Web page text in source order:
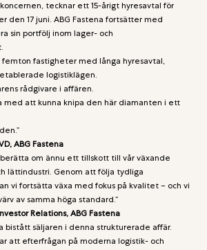
tecknar ett 15-årigt hyresavtal för
den 17 juni. ABG Fastena fortsätter med
sin portfölj inom lager- och
fastigheter med långa hyresavtal,
logistiklägen.
rådgivare i affären.
med att kunna knipa den här diamanten i ett
ABG Fastena
om ännu ett tillskott till vår växande
lättindustri. Genom att följa tydliga
vi fortsätta växa med fokus på kvalitet – och vi
av samma höga standard.”
Relations, ABG Fastena
bistått säljaren i denna strukturerade affär.
att efterfrågan på moderna logistik- och